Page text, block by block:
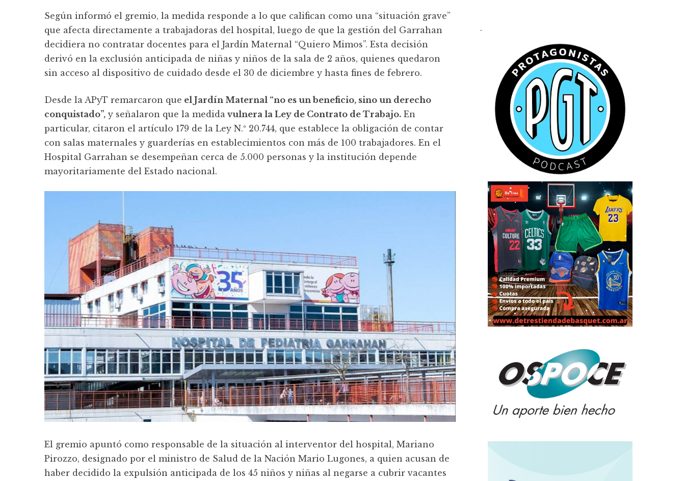
Según informó el gremio, la medida responde a lo que califican como una “situación grave”
que afecta directamente a trabajadoras del hospital, luego de que la gestión del Garrahan
decidiera no contratar docentes para el Jardín Maternal “Quiero Mimos”. Esta decisión
derivó en la exclusión anticipada de niñas y niños de la sala de 2 años, quienes quedaron
sin acceso al dispositivo de cuidado desde el 30 de diciembre y hasta fines de febrero.
Desde la APyT remarcaron que el Jardín Maternal “no es un beneficio, sino un derecho
conquistado”, y señalaron que la medida vulnera la Ley de Contrato de Trabajo. En
particular, citaron el artículo 179 de la Ley N.º 20.744, que establece la obligación de contar
con salas maternales y guarderías en establecimientos con más de 100 trabajadores. En el
Hospital Garrahan se desempeñan cerca de 5.000 personas y la institución depende
mayoritariamente del Estado nacional.
El gremio apuntó como responsable de la situación al interventor del hospital, Mariano
Pirozzo, designado por el ministro de Salud de la Nación Mario Lugones, a quien acusan de
haber decidido la expulsión anticipada de los 45 niños y niñas al negarse a cubrir vacantes
-